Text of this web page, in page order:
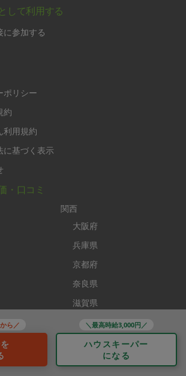
ら／ ＼最高時給3,000円／
ハウスキーパー
になる
して利用する
に参加する
ポリシー
約
利用規約
に基づく表示
・口コミ
関西
大阪府
兵庫県
京都府
奈良県
滋賀県